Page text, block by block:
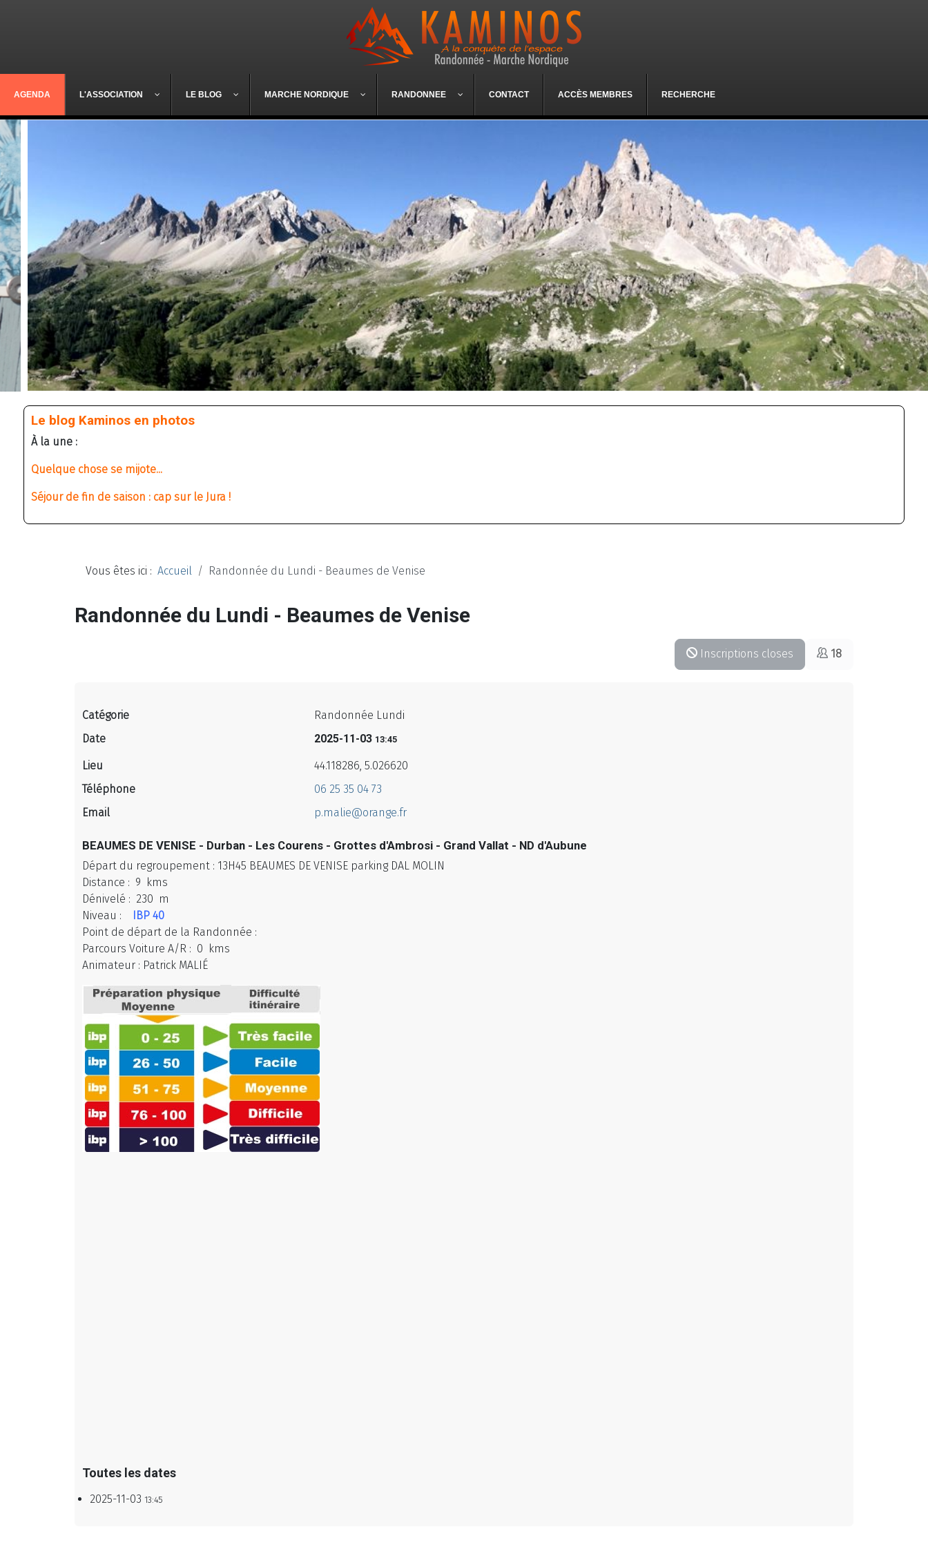
AGENDA L'ASSOCIATION LE BLOG MARCHE NORDIQUE RANDONNEE CONTACT ACCÈS MEMBRES RECHERCHE
Le blog Kaminos en photos
À la une :
Quelque chose se mijote...
Séjour de fin de saison : cap sur le Jura !
Vous êtes ici : Accueil Randonnée du Lundi - Beaumes de Venise
Randonnée du Lundi - Beaumes de Venise
Inscriptions closes 18
Catégorie
Randonnée Lundi
Date
2025-11-03 13:45
Lieu
44.118286, 5.026620
Téléphone
06 25 35 04 73
Email
p.malie@orange.fr
BEAUMES DE VENISE - Durban - Les Courens - Grottes d'Ambrosi - Grand Vallat - ND d'Aubune
Départ du regroupement : 13H45 BEAUMES DE VENISE parking DAL MOLIN
Distance : 9 kms
Dénivelé : 230 m
Niveau :
IBP 40
Point de départ de la Randonnée :
Parcours Voiture A/R : 0 kms
Animateur : Patrick MALIÉ
Toutes les dates
2025-11-0313:45